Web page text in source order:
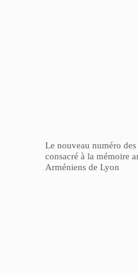
Le nouveau numéro
consacré à la mémoire
Arméniens de Lyon